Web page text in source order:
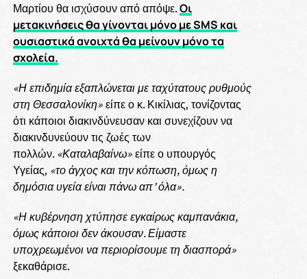
Μαρτίου θα ισχύσουν από απόψε.Οι
μετακινήσεις θα γίνονται μόνο με SMS και
ουσιαστικά ανοιχτά θα μείνουν μόνο τα
σχολεία.
«Η επιδημία εξαπλώνεται με ταχύτατους ρυθμούς
στη Θεσσαλονίκη»είπε ο κ. Κικίλιας, τονίζοντας
ότι κάποιοι διακινδύνευσαν και συνεχίζουν να
διακινδυνεύουν τις ζωές των
πολλών. «Καταλαβαίνω»είπε ο υπουργός
Υγείας, «το άγχος και την κόπωση, όμως η
δημόσια υγεία είναι πάνω απ’ όλα».
«Η κυβέρνηση χτύπησε εγκαίρως καμπανάκια,
όμως κάποιοι δεν άκουσαν. Είμαστε
υποχρεωμένοι να περιορίσουμε τη διασπορά»
ξεκαθάρισε.